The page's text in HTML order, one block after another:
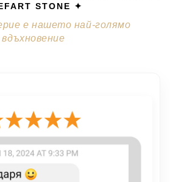
STONE ✦
е нашето най-голямо
вдъхновение